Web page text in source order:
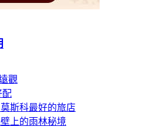
觀
配
莫斯科最好的旅店
上的雨林秘境